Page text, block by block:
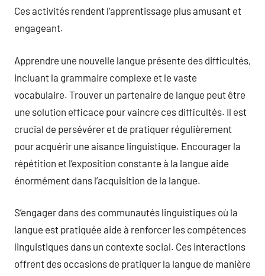
Ces activités rendent l’apprentissage plus amusant et
engageant.
Apprendre une nouvelle langue présente des difficultés,
incluant la grammaire complexe et le vaste
vocabulaire. Trouver un partenaire de langue peut être
une solution efficace pour vaincre ces difficultés. Il est
crucial de persévérer et de pratiquer régulièrement
pour acquérir une aisance linguistique. Encourager la
répétition et l’exposition constante à la langue aide
énormément dans l’acquisition de la langue.
S’engager dans des communautés linguistiques où la
langue est pratiquée aide à renforcer les compétences
linguistiques dans un contexte social. Ces interactions
offrent des occasions de pratiquer la langue de manière